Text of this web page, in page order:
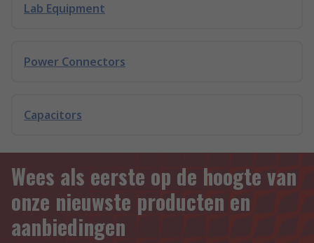
Lab Equipment
Power Connectors
Capacitors
Wees als eerste op de hoogte van
onze nieuwste producten en
aanbiedingen